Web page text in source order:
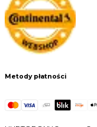
Metody płatności